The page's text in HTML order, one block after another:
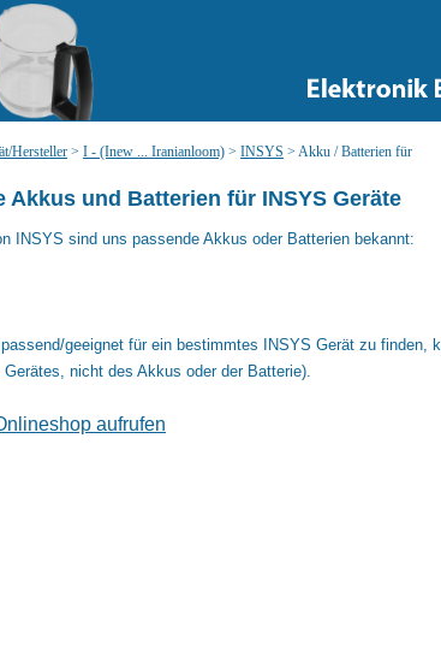
Akkus und Batterien für INSYS Geräte
INSYS sind uns passende Akkus oder Batterien bekannt:
geeignet für ein bestimmtes INSYS Gerät zu finden,
nicht des Akkus oder der Batterie).
aufrufen
Hersteller > I - (Inew ... Iranianloom) > INSYS > Akku / Batterien für